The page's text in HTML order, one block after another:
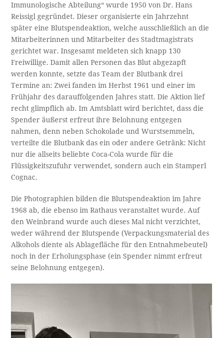
Immunologische Abteilung“ wurde 1950 von Dr. Hans
Reissigl gegründet. Dieser organisierte ein Jahrzehnt
später eine Blutspendeaktion, welche ausschließlich an die
Mitarbeiterinnen und Mitarbeiter des Stadtmagistrats
gerichtet war. Insgesamt meldeten sich knapp 130
Freiwillige. Damit allen Personen das Blut abgezapft
werden konnte, setzte das Team der Blutbank drei
Termine an: Zwei fanden im Herbst 1961 und einer im
Frühjahr des darauffolgenden Jahres statt. Die Aktion lief
recht glimpflich ab. Im Amtsblatt wird berichtet, dass die
Spender äußerst erfreut ihre Belohnung entgegen
nahmen, denn neben Schokolade und Wurstsemmeln,
verteilte die Blutbank das ein oder andere Getränk: Nicht
nur die allseits beliebte Coca-Cola wurde für die
Flüssigkeitszufuhr verwendet, sondern auch ein Stamperl
Cognac.
Die Photographien bilden die Blutspendeaktion im Jahre
1968 ab, die ebenso im Rathaus veranstaltet wurde. Auf
den Weinbrand wurde auch dieses Mal nicht verzichtet,
weder während der Blutspende (Verpackungsmaterial des
Alkohols diente als Ablagefläche für den Entnahmebeutel)
noch in der Erholungsphase (ein Spender nimmt erfreut
seine Belohnung entgegen).